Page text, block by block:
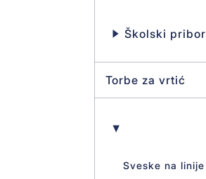
Školski pribor
Torbe za vrtić
Sveske na linije